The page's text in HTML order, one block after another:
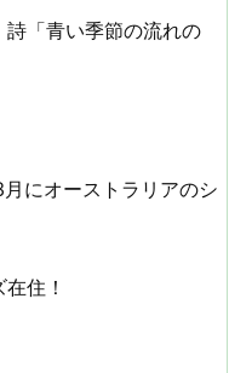
「青い季節の流れの
にオーストラリアのシ
住！